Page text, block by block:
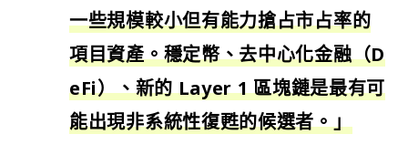
一些規模較小但有能力搶占市占率的
項目資產。穩定幣、去中心化金融（D
eFi）、新的 Layer 1 區塊鏈是最有可
能出現非系統性復甦的候選者。」